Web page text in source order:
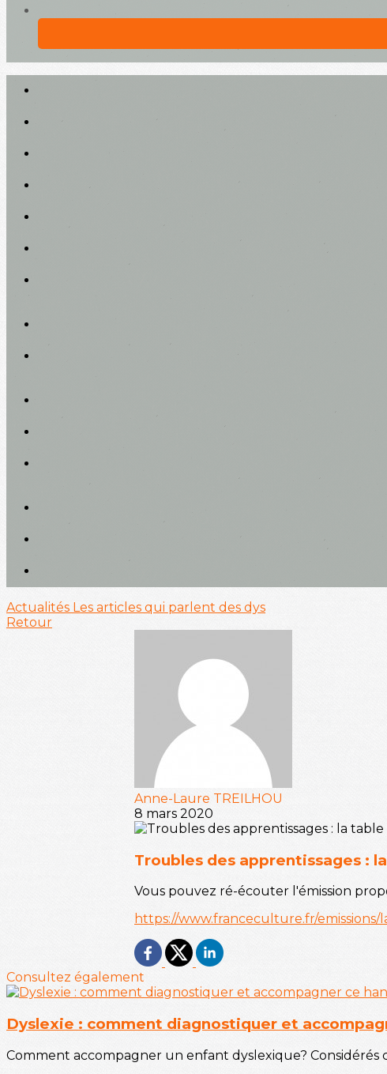
Actualités Les articles qui parlent des dys
Retour
Anne-Laure TREILHOU
8 mars 2020
Troubles des apprentissages :
Vous pouvez ré-écouter l'émission
https://www.franceculture.fr/
Consultez également
Dyslexie : comment diagnostiquer et
Comment accompagner un enfant dyslexique? Considérés